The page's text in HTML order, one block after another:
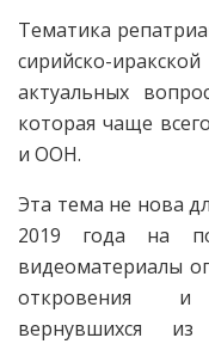
Тематика
сирийско-
актуальных
которая чаще
и ООН.
Эта тема не нова
2019 года на
видеоматериалы
откровения и
вернувшихся